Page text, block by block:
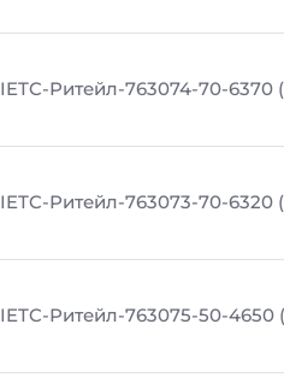
IETC-Ритейл-763074-70-6370
IETC-Ритейл-763073-70-6320
IETC-Ритейл-763075-50-4650